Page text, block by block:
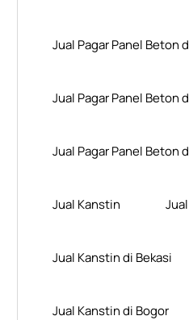
Jual Pagar Panel Beton
Jual Pagar Panel Beton
Jual Pagar Panel Beton
Jual Kanstin
Jual Kanstin di Bekasi
Jual Kanstin di Bogor